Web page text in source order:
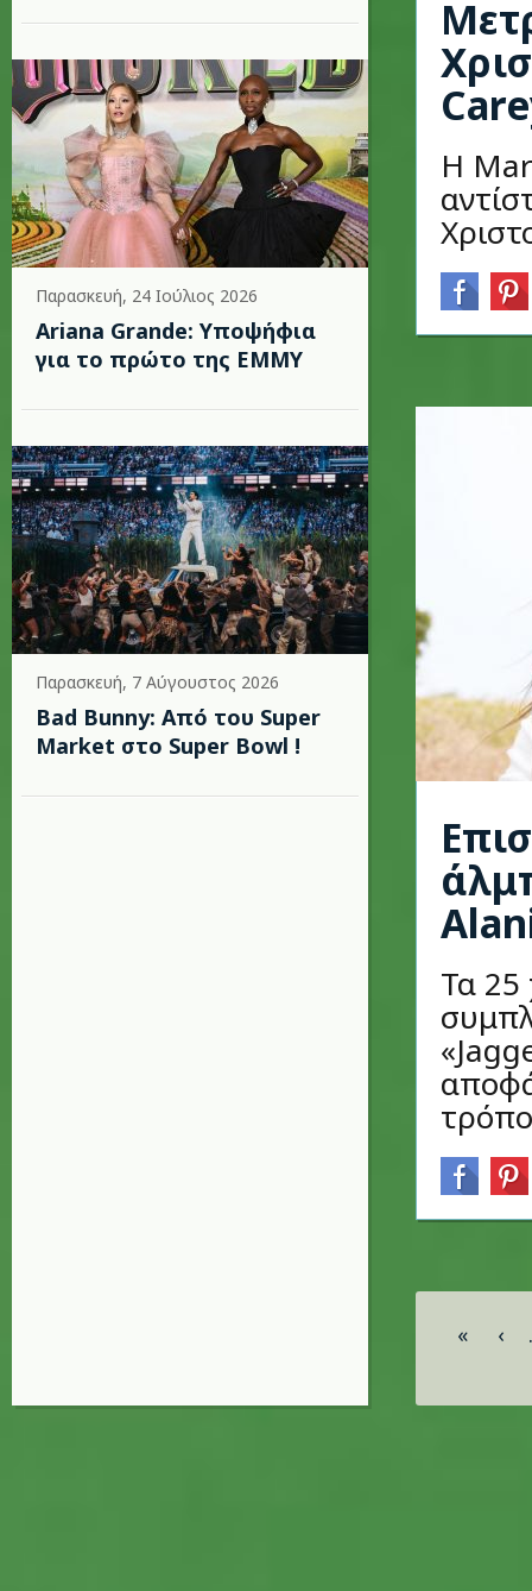
Παρασκευή, 24 Ιούλιος 2026
Ariana Grande: Υποψήφια
για το πρώτο της EMMY
Παρασκευή, 7 Αύγουστος 2026
Bad Bunny: Από του Super
Market στο Super Bowl !
Η
Τα 25
Σελίδες
« ‹